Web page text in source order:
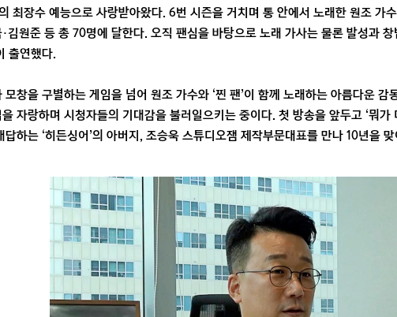
최장수 예능으로 사랑받아왔다. 6번 시즌을 거치며 통 안에서 노래한 원조 가
·김원준 등 총 70명에 달한다. 오직 팬심을 바탕으로 노래 가사는 물론 발성과
출연했다.
모창을 구별하는 게임을 넘어 원조 가수와 ‘찐 팬’이 함께 노래하는 아름다운 감
자랑하며 시청자들의 기대감을 불러일으키는 중이다. 첫 방송을 앞두고 ‘뭐가
답하는 ‘히든싱어’의 아버지, 조승욱 스튜디오잼 제작부문대표를 만나 10년을